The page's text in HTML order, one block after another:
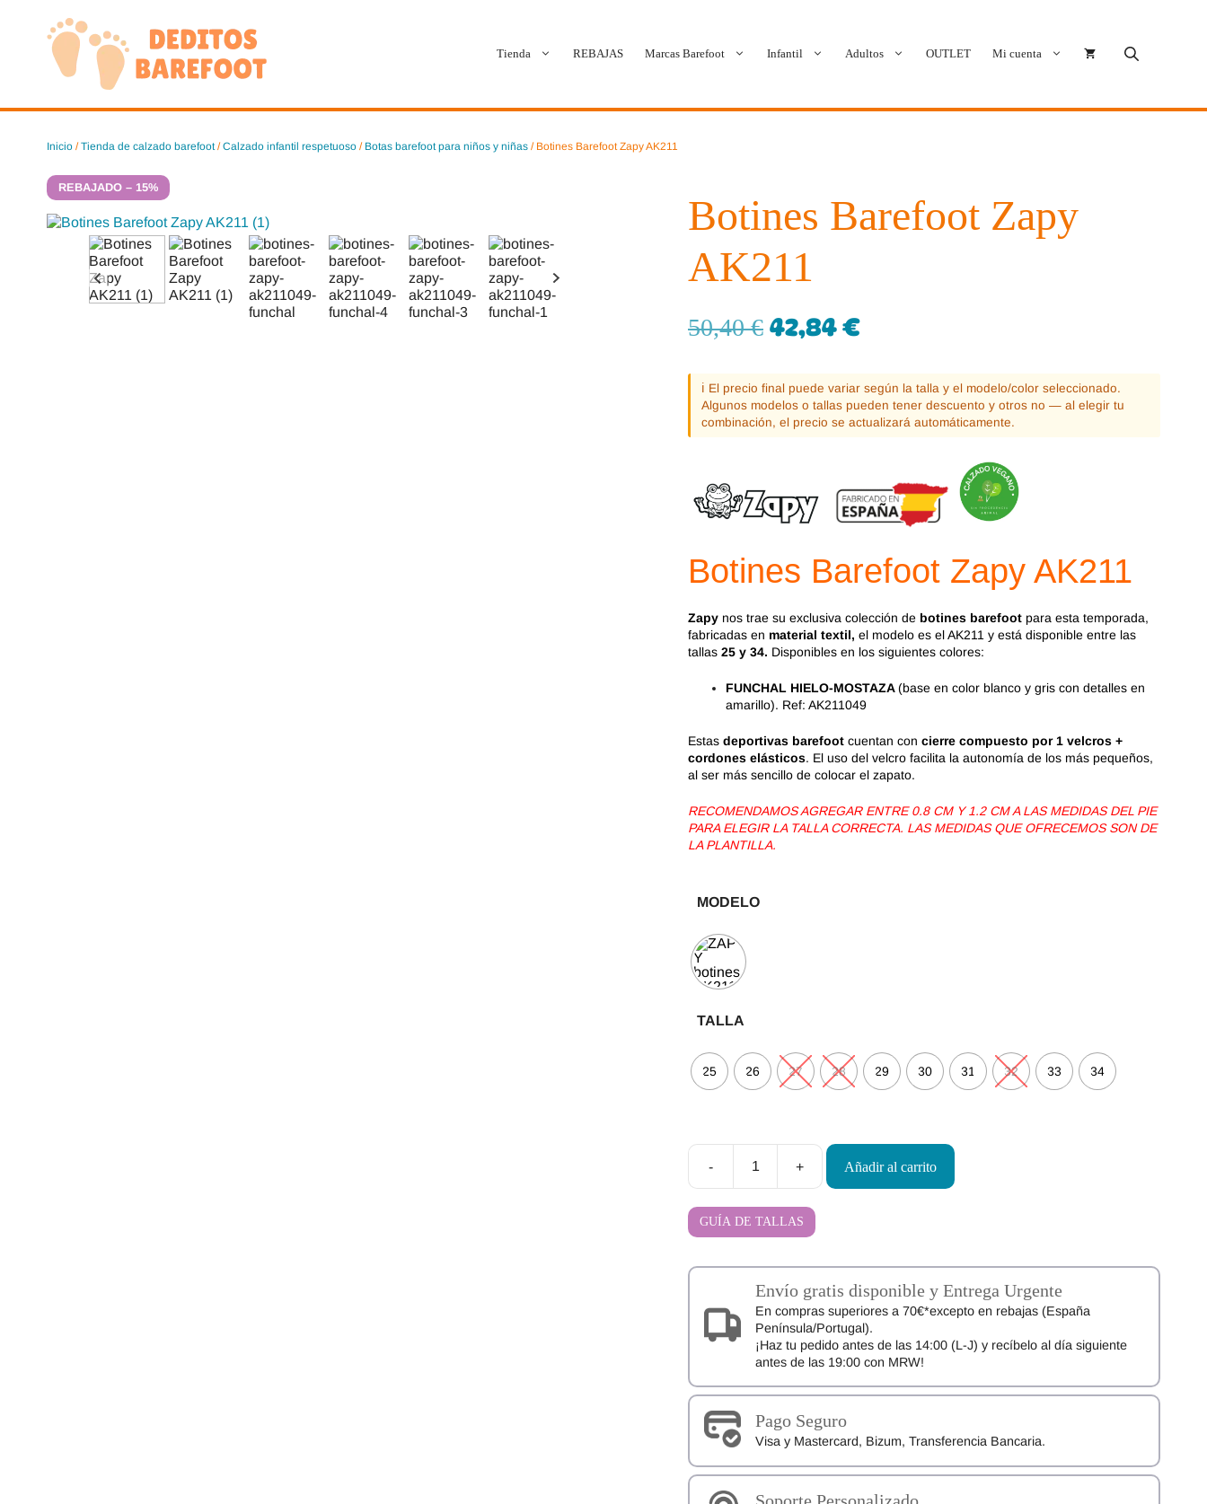
contenido
Tienda REBAJAS Marcas Barefoot
Ballop
Coimbra
Dada
Batilas
Crecendo
D.D. Step
Froddo
Shapen
Ipanema
Deditos
FlexiNens
Magical Shoes
RIA
Vivant
Dodo Shoes
OmaKing
Snugi
Tikki
Zapy
Infantil Adultos OUTLET Mi cuenta
Inicio /Tienda de calzado barefoot/Calzado infantil respetuoso / Botas barefoot para niños y niñas / Botines Barefoot Zapy AK211
REBAJADO – 15%
Botines Barefoot Zapy
AK211
50,40€ 42,84€
ℹ️ El precio final puede variar según la talla y el modelo/color seleccionado.
Algunos modelos o tallas pueden tener descuento y otros no — al elegir tu
combinación, el precio se actualizará automáticamente.
Botines Barefoot Zapy AK211
Zapy nos trae su exclusiva colección de botines barefoot para esta temporada,
fabricadas en material textil, el modelo es el AK211 y está disponible entre las
tallas 25 y 34. Disponibles en los siguientes colores:
FUNCHAL HIELO-MOSTAZA(base en color blanco y gris con detalles en
amarillo). Ref: AK211049
Estas deportivas barefoot cuentan con cierre compuesto por 1 velcros +
cordones elásticos. El uso del velcro facilita la autonomía de los más pequeños,
al ser más sencillo de colocar el zapato.
RECOMENDAMOS AGREGAR ENTRE 0.8 CM Y 1.2 CM A LAS MEDIDAS DEL PIE
PARA ELEGIR LA TALLA CORRECTA. LAS MEDIDAS QUE OFRECEMOS SON DE
LA PLANTILLA.
MODELO
TALLA
25 26 27 28 29 30 31 32 33 34
-
Botines
Barefoot
Zapy
AK211
cantidad
+ Añadir al carrito
GUÍA DE TALLAS
Envío gratis disponible y Entrega Urgente
En compras superiores a 70€*excepto en rebajas (España
Península/Portugal).
¡Haz tu pedido antes de las 14:00 (L-J) y recíbelo al día siguiente
antes de las 19:00 con MRW!
Pago Seguro
Visa y Mastercard, Bizum, Transferencia Bancaria.
Soporte Personalizado